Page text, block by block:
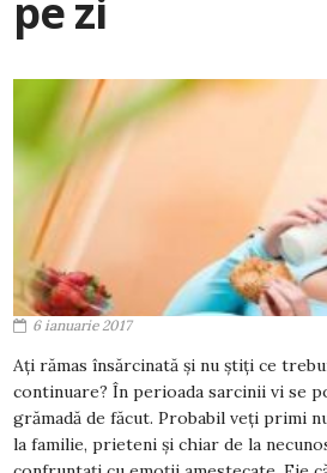
pe zi
6 ianuarie 2017
Ați rămas însărcinată și nu știți ce
continuare? În perioada sarcinii vi se
grămadă de făcut. Probabil veți primi
la familie, prieteni și chiar de la